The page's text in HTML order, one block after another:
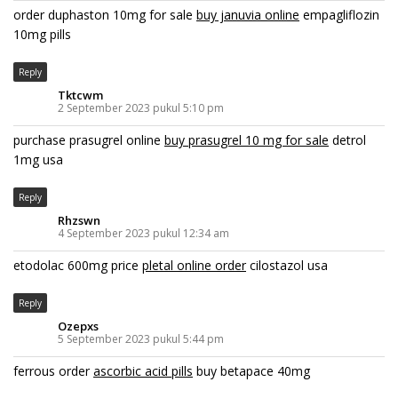
order duphaston 10mg for sale buy januvia online empagliflozin
10mg pills
Reply
Tktcwm
2 September 2023 pukul 5:10 pm
purchase prasugrel online buy prasugrel 10 mg for sale detrol
1mg usa
Reply
Rhzswn
4 September 2023 pukul 12:34 am
etodolac 600mg price pletal online ordercilostazol usa
Reply
Ozepxs
5 September 2023 pukul 5:44 pm
ferrous orderascorbic acid pills buy betapace 40mg